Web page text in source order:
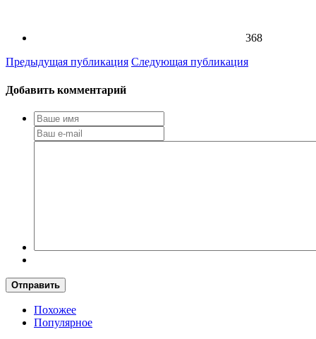
368
Предыдущая публикация Следующая публикация
Добавить комментарий
Отправить
Похожее
Популярное